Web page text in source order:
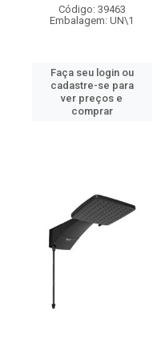
Código: 39463
Embalagem: UN\1
Faça seu login ou
cadastre-se para
ver preços e
comprar